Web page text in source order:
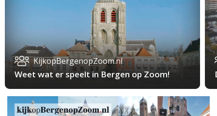
KijkopBergenopZoom.nl
Weet wat er speelt in Bergen op Zoom!